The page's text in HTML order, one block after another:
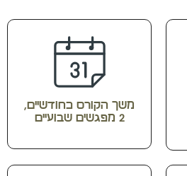
משך הקורס כחודשיים,
2 מפגשים שבועיים